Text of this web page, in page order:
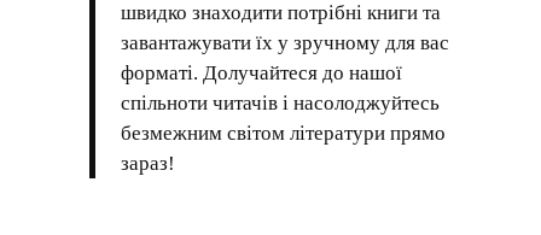
швидко знаходити потрібні книги та
завантажувати їх у зручному для вас
форматі. Долучайтеся до нашої
спільноти читачів і насолоджуйтесь
безмежним світом літератури прямо
зараз!